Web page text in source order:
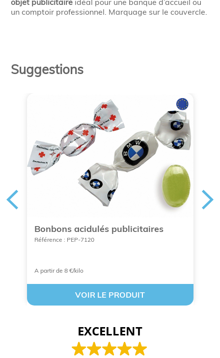
objet publicitaire idéal pour une banque d’accueil ou
un comptoir professionnel. Marquage sur le couvercle.
Suggestions
Bonbons acidulés publicitaires
Référence : PEP-7120
A partir de 8 €/kilo
VOIR LE PRODUIT
EXCELLENT